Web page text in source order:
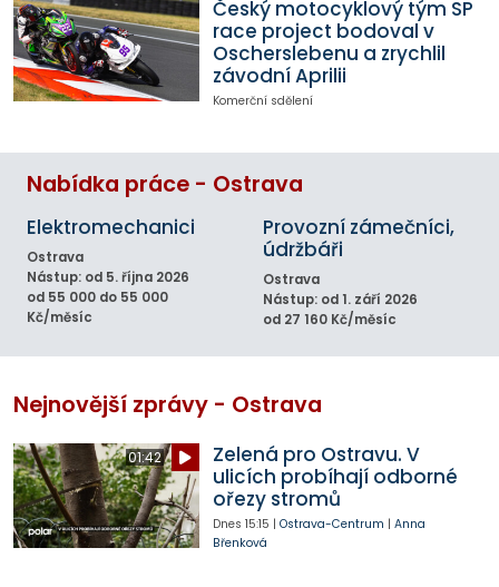
Český motocyklový tým SP
race project bodoval v
Oscherslebenu a zrychlil
závodní Aprilii
Komerční sdělení
Nabídka práce - Ostrava
Elektromechanici
Ostrava
Nástup: od 5. října 2026
od 55 000 do 55 000
Kč/měsíc
Provozní zámečníci,
údržbáři
Ostrava
Nástup: od 1. září 2026
od 27 160 Kč/měsíc
Nejnovější zprávy - Ostrava
01:42
Zelená pro Ostravu. V
ulicích probíhají odborné
ořezy stromů
Dnes 15:15 | Ostrava-Centrum | Anna
Břenková